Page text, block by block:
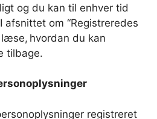
og du kan til enhver tid
om “Registreredes
hvordan du kan
tilbage.
registreret